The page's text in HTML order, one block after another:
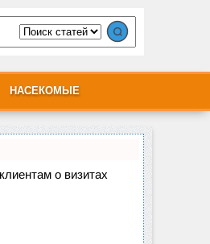
НАСЕКОМЫЕ
о визитах